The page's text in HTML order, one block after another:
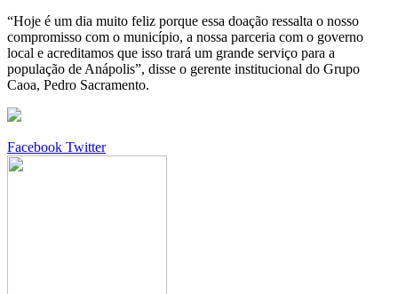
“Hoje é um dia muito feliz porque essa doação ressalta o nosso
compromisso com o município, a nossa parceria com o governo
local e acreditamos que isso trará um grande serviço para a
população de Anápolis”, disse o gerente institucional do Grupo
Caoa, Pedro Sacramento.
Facebook TwitterGoogle+
LinkedIn
StumbleUpon
Tumblr
Pinterest
Reddit
VKontakte
Share
Print